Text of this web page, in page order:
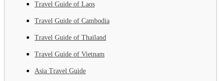
Travel Guide of Laos
Travel Guide of Cambodia
Travel Guide of Thailand
Travel Guide of Vietnam
Asia Travel Guide